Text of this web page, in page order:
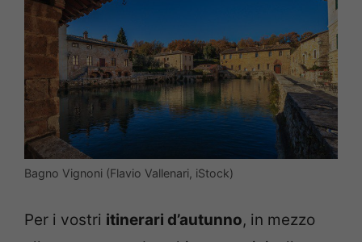
Bagno Vignoni (Flavio Vallenari, iStock)
Per i vostri itinerari d’autunno, in mezzo